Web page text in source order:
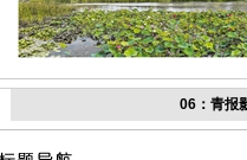
06：青报